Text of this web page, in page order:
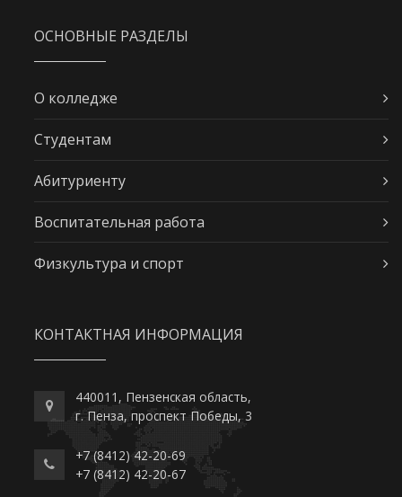
ОСНОВНЫЕ РАЗДЕЛЫ
О колледже
Студентам
Абитуриенту
Воспитательная работа
Физкультура и спорт
КОНТАКТНАЯ ИНФОРМАЦИЯ
440011, Пензенская область,
г. Пенза, проспект Победы, 3
+7 (8412) 42-20-69
+7 (8412) 42-20-67